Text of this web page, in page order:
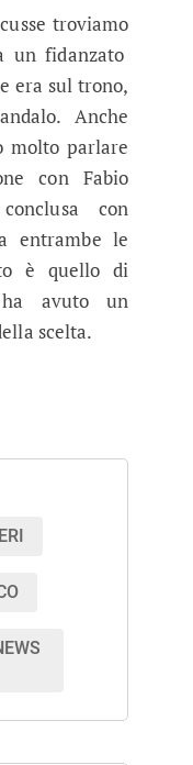
troviamo
un fidanzato
era sul trono,
Anche
molto parlare
con Fabio
con
entrambe le
è quello di
avuto un
scelta.